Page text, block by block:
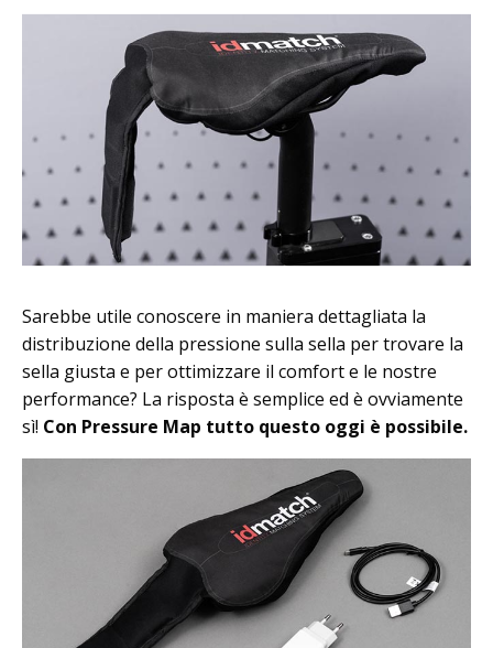
Sarebbe utile conoscere in maniera dettagliata la
distribuzione della pressione sulla sella per trovare la
sella giusta e per ottimizzare il comfort e le nostre
performance? La risposta è semplice ed è ovviamente
sì! Con Pressure Map tutto questo oggi è possibile.